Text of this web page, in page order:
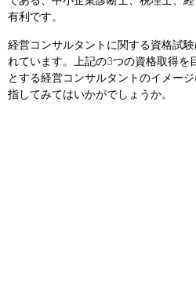
有利です。
経営コンサルタントに関する資格試
れています。上記の3つの資格取得を
とする経営コンサルタントのイメー
指してみてはいかがでしょうか。